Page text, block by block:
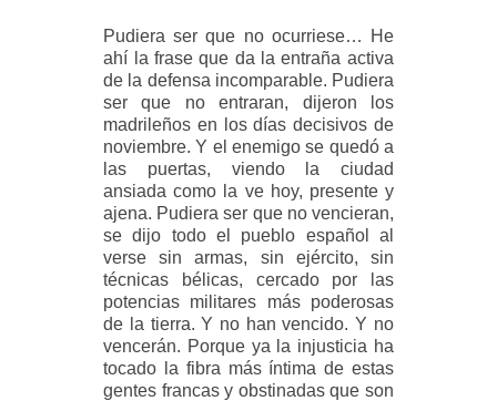
Pudiera ser que no ocurriese… He
ahí la frase que da la entraña activa
de la defensa incomparable. Pudiera
ser que no entraran, dijeron los
madrileños en los días decisivos de
noviembre. Y el enemigo se quedó a
las puertas, viendo la ciudad
ansiada como la ve hoy, presente y
ajena. Pudiera ser que no vencieran,
se dijo todo el pueblo español al
verse sin armas, sin ejército, sin
técnicas bélicas, cercado por las
potencias militares más poderosas
de la tierra. Y no han vencido. Y no
vencerán. Porque ya la injusticia ha
tocado la fibra más íntima de estas
gentes francas y obstinadas que son